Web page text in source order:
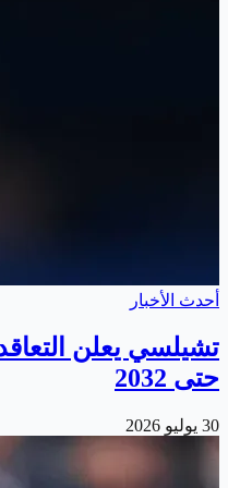
أحدث الأخبار
تشيلسي يعلن
حتى 2032
30 يوليو 2026